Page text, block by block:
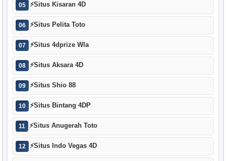
05 ⚡Situs Kisaran 4D
06 ⚡Situs Pelita Toto
07 ⚡Situs 4dprize Wla
08 ⚡Situs Aksara 4D
09 ⚡Situs Shio 88
10 ⚡Situs Bintang 4DP
11 ⚡Situs Anugerah Toto
12 ⚡Situs Indo Vegas 4D